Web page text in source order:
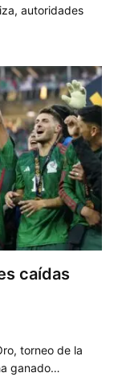
autoridades
caídas
torneo de la
ganado…